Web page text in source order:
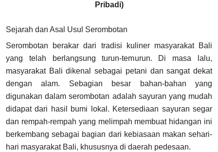
Pribadi)
Sejarah dan Asal Usul Serombotan
Serombotan berakar dari tradisi kuliner masyarakat Bali
yang telah berlangsung turun-temurun. Di masa lalu,
masyarakat Bali dikenal sebagai petani dan sangat dekat
dengan alam. Sebagian besar bahan-bahan yang
digunakan dalam serombotan adalah sayuran yang mudah
didapat dari hasil bumi lokal. Ketersediaan sayuran segar
dan rempah-rempah yang melimpah membuat hidangan ini
berkembang sebagai bagian dari kebiasaan makan sehari-
hari masyarakat Bali, khususnya di daerah pedesaan.